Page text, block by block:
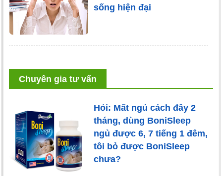
sống hiện đại
Chuyên gia tư vấn
Hỏi: Mất ngủ cách đây 2
tháng, dùng BoniSleep
ngủ được 6, 7 tiếng 1 đêm,
tôi bỏ được BoniSleep
chưa?